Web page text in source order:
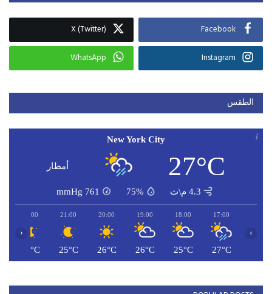
Facebook
X (Twitter)
Instagram
WhatsApp
الطقس
New York City
27°C أمطار
4.3 م\ث 75%
761
mmHg
17:00
27°C
18:00
25°C
19:00
26°C
20:00
26°C
21:00
25°C
22:00
25°C
‹ ›